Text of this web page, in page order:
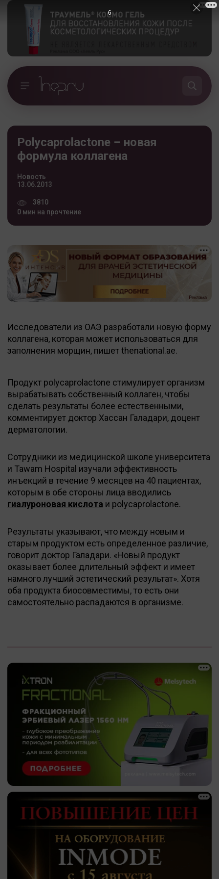
Polycaprolactone – новая
формула коллагена
Новость
13.06.2013
3810
0 мин на прочтение
Исследователи из ОАЭ разработали новую форму
коллагена, которая может использоваться для
заполнения морщин, пишет thenational.ae.
Продукт polycaprolactone стимулирует организм
вырабатывать собственный коллаген, чтобы
сделать результаты более естественными,
комментирует доктор Хассан Галадари, доцент
дерматологии.
Сотрудники из медицинской школе университета
и Tawam Hospital изучали эффективность
инъекций в течение 9 месяцев на 40 пациентах,
которым в обе стороны лица вводились
гиалуроновая кислота и polycaprolactone.
Результаты указывают, что между новым и
старым продуктом есть определенное различие,
говорит доктор Галадари. «Новый продукт
оказывает более длительный эффект и имеет
намного лучший эстетический результат». Хотя
оба продукта биосовместимы, то есть они
самостоятельно распадаются в организме.
5